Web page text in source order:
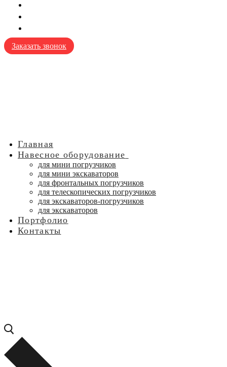
Заказать звонок
Главная
Навесное оборудование
для мини погрузчиков
для мини экскаваторов
для фронтальных погрузчиков
для телескопических погрузчиков
для экскаваторов-погрузчиков
для экскаваторов
Портфолио
Контакты